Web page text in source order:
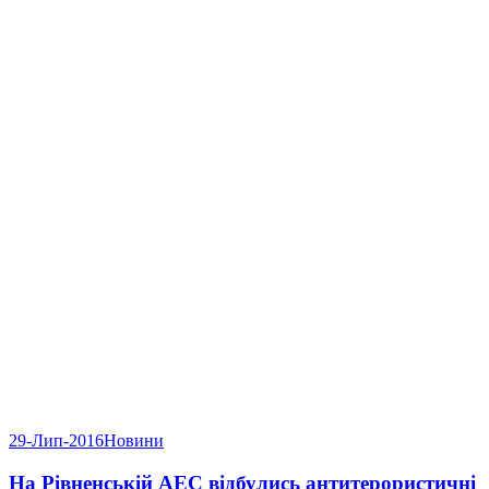
29-Лип-2016Новини
На Рівненській АЕС відбулись антитерористичні